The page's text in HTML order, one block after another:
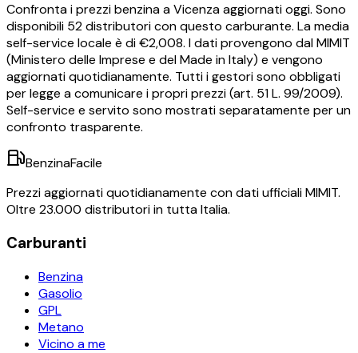
Confronta i prezzibenzinaaVicenzaaggiornati oggi. Sono
disponibili 52distributori con questo carburante. La media
self-service locale è di €2,008. I dati provengono dal MIMIT
(Ministero delle Imprese e del Made in Italy) e vengono
aggiornati quotidianamente. Tutti i gestori sono obbligati
per legge a comunicare i propri prezzi (art. 51 L. 99/2009).
Self-service e servito sono mostrati separatamente per un
confronto trasparente.
BenzinaFacile
Prezzi aggiornati quotidianamente con dati ufficiali MIMIT.
Oltre 23.000 distributori in tutta Italia.
Carburanti
Benzina
Gasolio
GPL
Metano
Vicino a me